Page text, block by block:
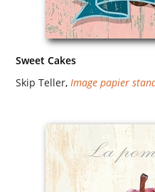
Sweet Cakes
Skip Teller, Image papier